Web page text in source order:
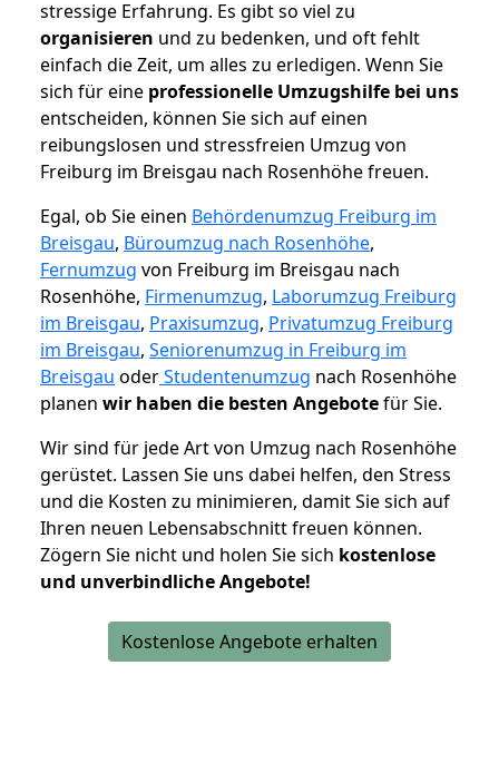
stressige Erfahrung. Es gibt so viel zu
organisieren und zu bedenken, und oft fehlt
einfach die Zeit, um alles zu erledigen. Wenn Sie
sich für eine professionelle Umzugshilfe bei uns
entscheiden, können Sie sich auf einen
reibungslosen und stressfreien Umzug von
Freiburg im Breisgau nach Rosenhöhe freuen.
Egal, ob Sie einen Behördenumzug Freiburg im
Breisgau, Büroumzug nach Rosenhöhe,
Fernumzug von Freiburg im Breisgau nach
Rosenhöhe, Firmenumzug, Laborumzug Freiburg
im Breisgau, Praxisumzug, Privatumzug Freiburg
im Breisgau, Seniorenumzug in Freiburg im
Breisgau oderStudentenumzug nach Rosenhöhe
planen wir haben die besten Angebotefür Sie.
Wir sind für jede Art von Umzug nach Rosenhöhe
gerüstet. Lassen Sie uns dabei helfen, den Stress
und die Kosten zu minimieren, damit Sie sich auf
Ihren neuen Lebensabschnitt freuen können.
Zögern Sie nicht und holen Sie sich kostenlose
und unverbindliche Angebote!
Kostenlose Angebote erhalten